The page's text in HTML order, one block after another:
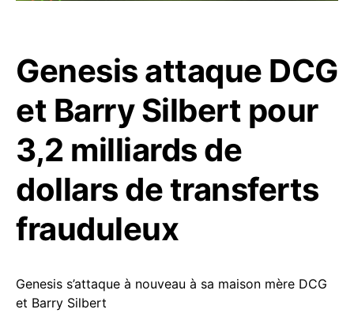
Genesis attaque DCG
et Barry Silbert pour
3,2 milliards de
dollars de transferts
frauduleux
Genesis s’attaque à nouveau à sa maison mère DCG
et Barry Silbert